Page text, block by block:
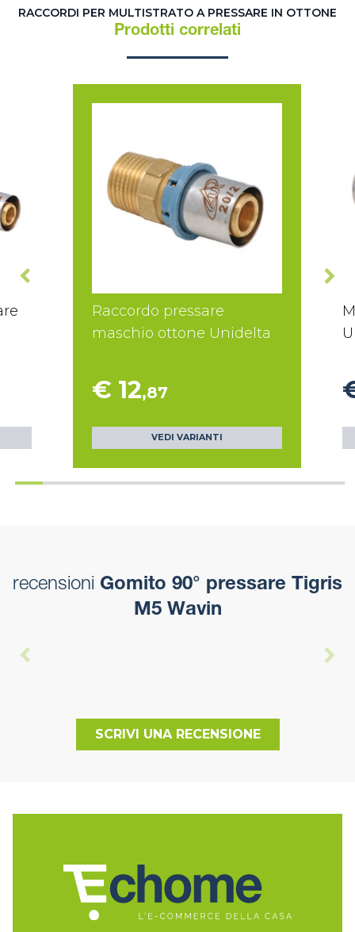
RACCORDI PER MULTISTRATO A PRESSARE IN OTTONE
Prodotti correlati
Raccordo pressare
maschio ottone Unidelta
€ 12,87
VEDI VARIANTI
recensioni Gomito 90° pressare Tigris
M5 Wavin
SCRIVI UNA RECENSIONE